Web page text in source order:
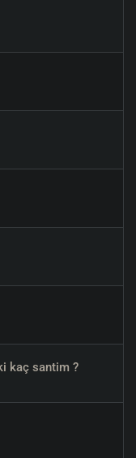
kaç santim ?